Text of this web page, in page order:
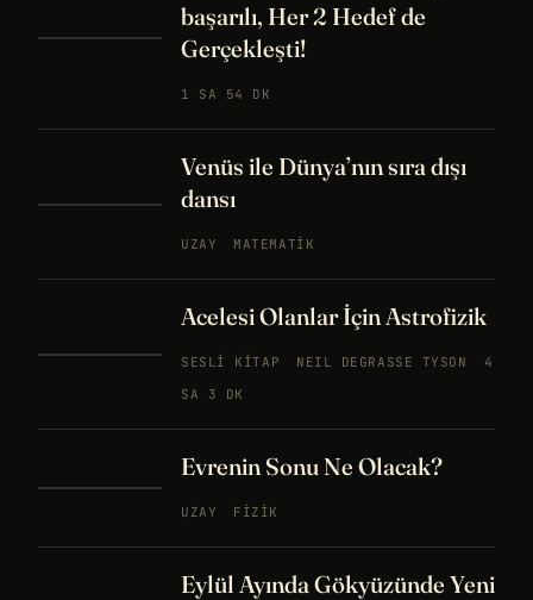
başarılı, Her 2 Hedef de
Gerçekleşti!
1 SA 54 DK
Venüs ile Dünya’nın sıra dışı
dansı
UZAY MATEMATIK
Acelesi Olanlar İçin Astrofizik
SESLI KITAP NEIL DEGRASSE TYSON
4
SA 3 DK
Evrenin Sonu Ne Olacak?
UZAY FIZIK
Eylül Ayında Gökyüzünde Yeni